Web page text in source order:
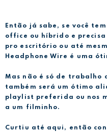
Então já sabe, se você
office ou híbrido e
pro escritório ou até
Headphone Wire é uma
Mas não é só de trabalho
também será um ótimo
playlist preferida ou nos
a um filminho.
Curtiu até aqui, então